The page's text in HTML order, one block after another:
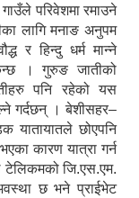
परिवेशमा रमाउने
लागि मनाङ अनुपम
र हिन्दु धर्म मान्ने
। गुरुङ जातीको
पनि रहेको यस
गर्दछन् । बेशीसहर–
यातायातले छोएपनि
कारण यात्रा गर्न
जि.एस.एम.
छ भने प्राईभेट